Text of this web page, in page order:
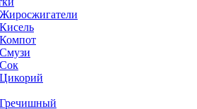
Жиросжигатели
Кисель
Компот
Смузи
Сок
Цикорий
Гречишный